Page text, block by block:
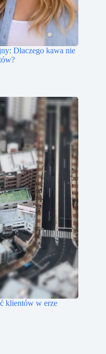
Dlaczego kawa nie
klientów w erze